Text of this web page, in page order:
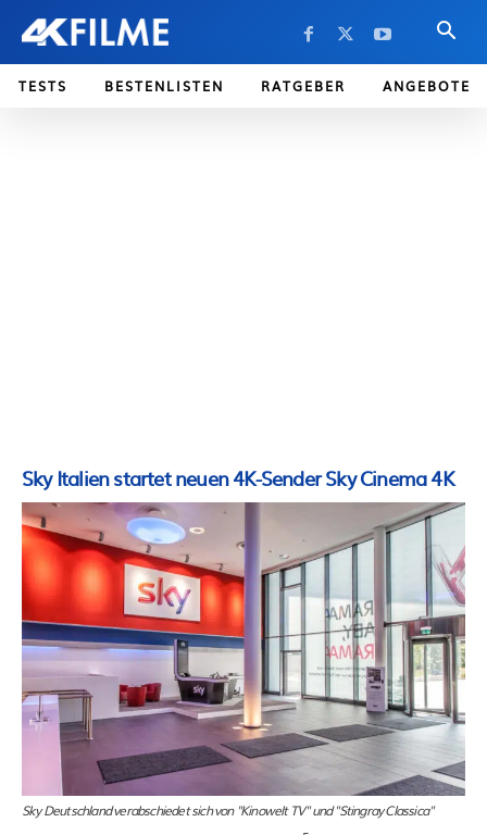
TESTS BESTENLISTEN RATGEBER ANGEBOTE
Sky Italien startet neuen 4K-Sender Sky Cinema 4K
Sky Deutschland verabschiedet sich von "Kinowelt TV" und "Stingray Classica"